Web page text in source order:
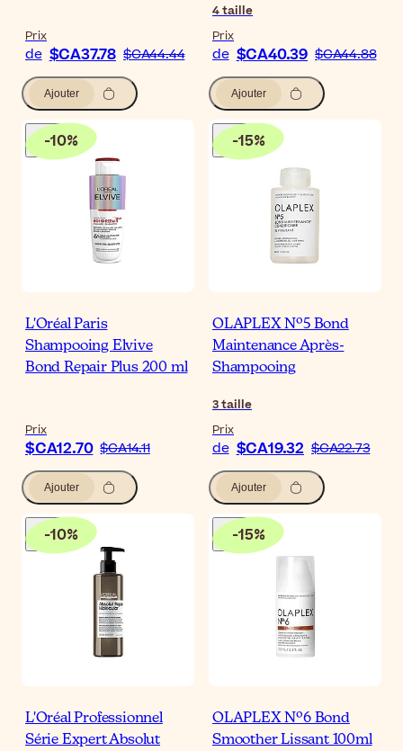
Prix
de $CA37.78 $CA44.44
Ajouter
4taille
Prix
de $CA40.39 $CA44.88
Ajouter
-10%
L'Oréal Paris
Shampooing Elvive
Bond Repair Plus 200 ml
Prix
$CA12.70 $CA14.11
Ajouter
-15%
OLAPLEX Nº5 Bond
Maintenance Après-
Shampooing
3taille
Prix
de $CA19.32 $CA22.73
Ajouter
-10%
L'Oréal Professionnel
Série Expert Absolut
-15%
OLAPLEX Nº6 Bond
Smoother Lissant 100ml